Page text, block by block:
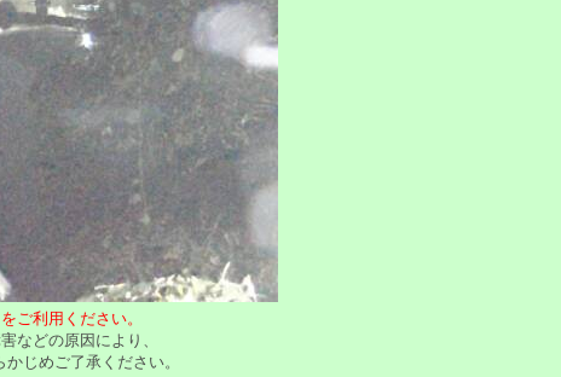
ご利用ください。
などの原因により、
じめご了承ください。